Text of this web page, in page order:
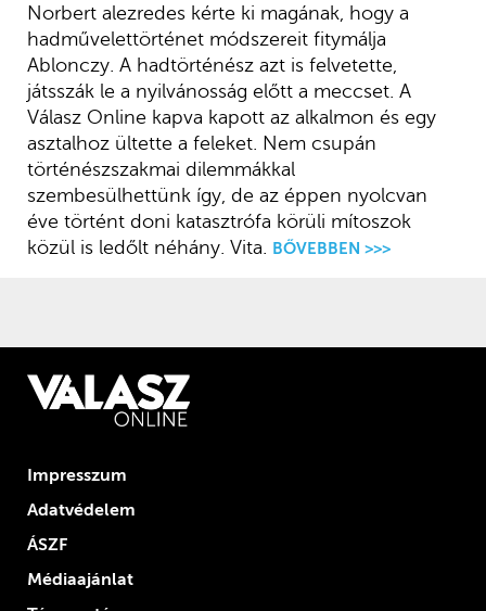
Norbert alezredes kérte ki magának, hogy a
hadművelettörténet módszereit fitymálja
Ablonczy. A hadtörténész azt is felvetette,
játsszák le a nyilvánosság előtt a meccset. A
Válasz Online kapva kapott az alkalmon és egy
asztalhoz ültette a feleket. Nem csupán
történészszakmai dilemmákkal
szembesülhettünk így, de az éppen nyolcvan
éve történt doni katasztrófa körüli mítoszok
közül is ledőlt néhány. Vita. BŐVEBBEN >>>
Impresszum
Adatvédelem
ÁSZF
Médiaajánlat